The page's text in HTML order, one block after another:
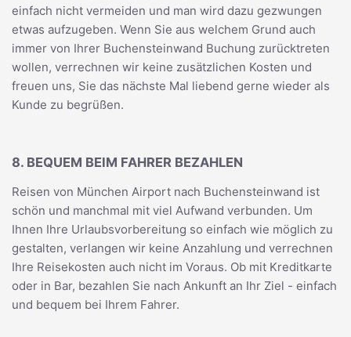
einfach nicht vermeiden und man wird dazu gezwungen
etwas aufzugeben. Wenn Sie aus welchem Grund auch
immer von Ihrer Buchensteinwand Buchung zurücktreten
wollen, verrechnen wir keine zusätzlichen Kosten und
freuen uns, Sie das nächste Mal liebend gerne wieder als
Kunde zu begrüßen.
8. BEQUEM BEIM FAHRER BEZAHLEN
Reisen von München Airport nach Buchensteinwand ist
schön und manchmal mit viel Aufwand verbunden. Um
Ihnen Ihre Urlaubsvorbereitung so einfach wie möglich zu
gestalten, verlangen wir keine Anzahlung und verrechnen
Ihre Reisekosten auch nicht im Voraus. Ob mit Kreditkarte
oder in Bar, bezahlen Sie nach Ankunft an Ihr Ziel - einfach
und bequem bei Ihrem Fahrer.